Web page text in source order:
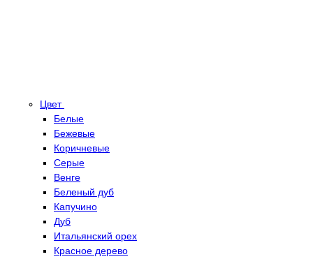
Цвет
Белые
Бежевые
Коричневые
Серые
Венге
Беленый дуб
Капучино
Дуб
Итальянский орех
Красное дерево